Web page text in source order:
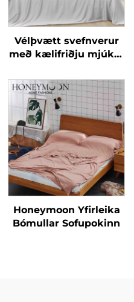
Vélþvætt svefnverur
með kælifriðju mjúkar
Honeymoon Yfirleika
Bómullar Sofupokinn